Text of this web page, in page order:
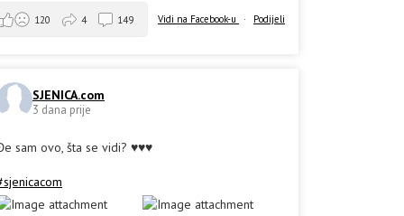
Vidi na Facebook-u · Podijeli
120 4 149
SJENICA.com
3 dana prije
sam ovo, šta se vidi? ♥️♥️♥️